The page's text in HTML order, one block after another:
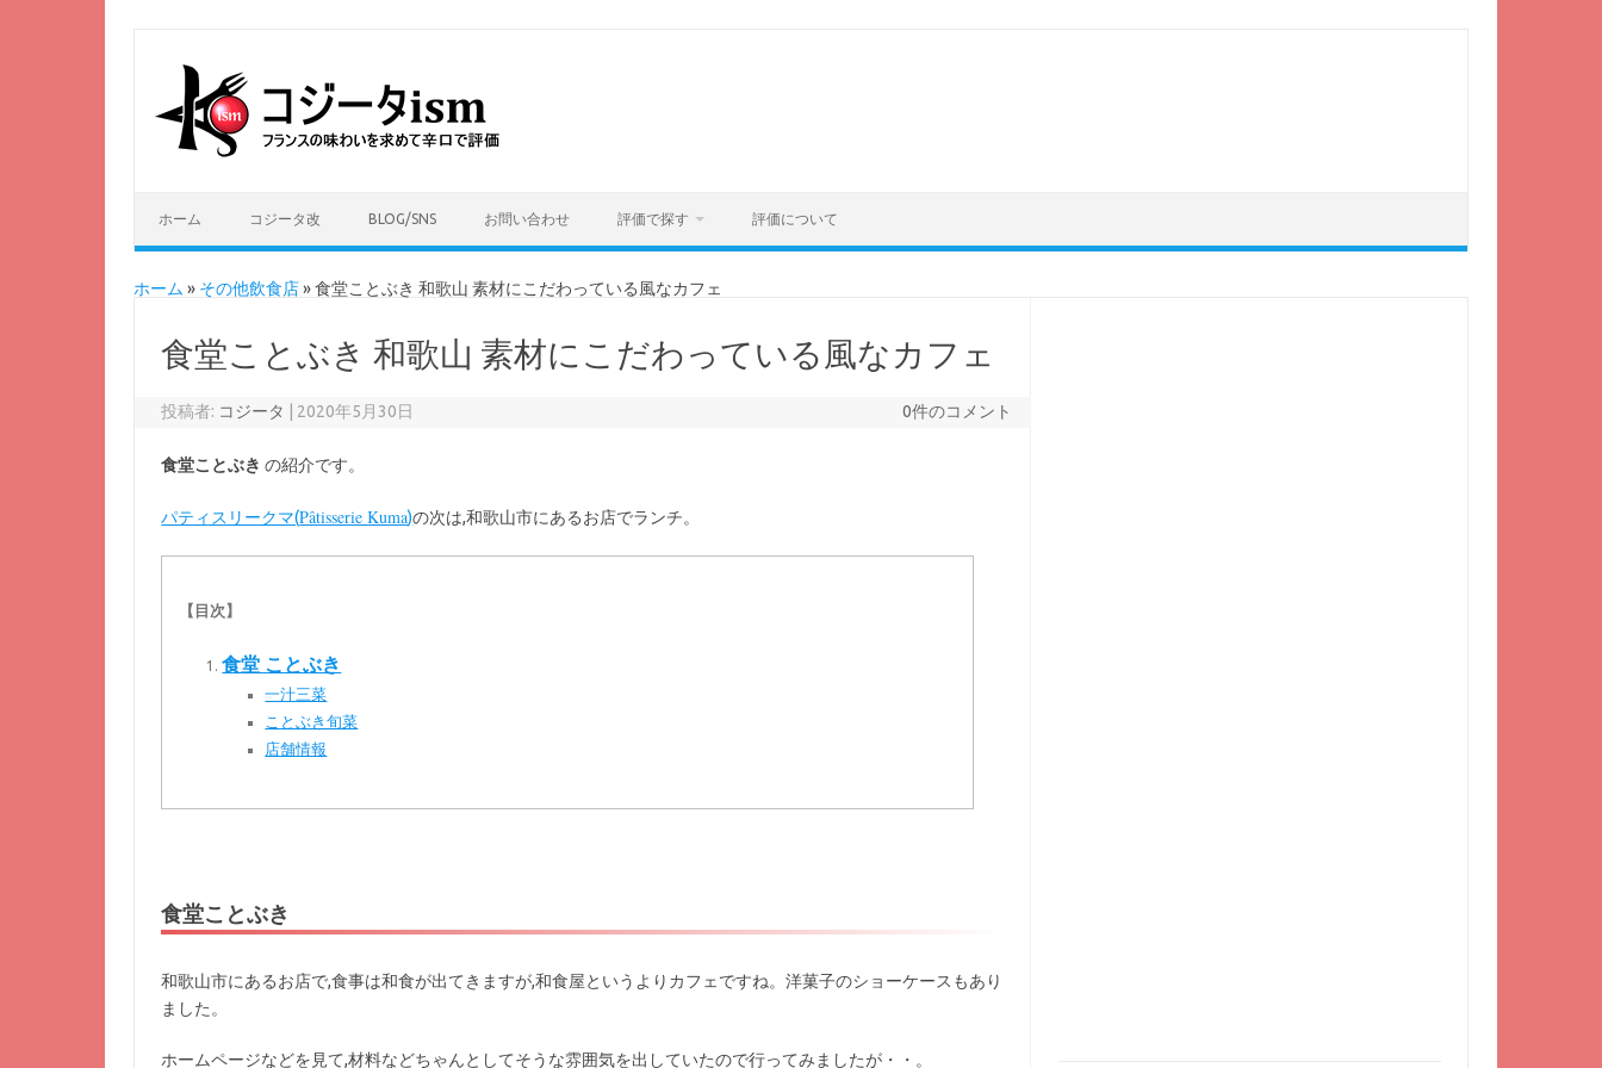
ホーム コジータ改 BLOG/SNS お問い合わせ 評価で探す 評価について
ホーム » その他飲食店»食堂ことぶき 和歌山 素材にこだわっている風なカフェ
食堂ことぶき 和歌山 素材にこだわっている風なカフェ
投稿者: コジータ 2020年5月30日 0件のコメント
食堂ことぶき の紹介です。
パティスリークマ(Pâtisserie Kuma)の次は,和歌山市にあるお店でランチ。
【目次】
食堂 ことぶき
一汁三菜
ことぶき旬菜
店舗情報
食堂ことぶき
和歌山市にあるお店で,食事は和食が出てきますが,和食屋というよりカフェですね。洋菓子のショーケースもあり
ました。
ホームページなどを見て,材料などちゃんとしてそうな雰囲気を出していたので行ってみましたが・・。